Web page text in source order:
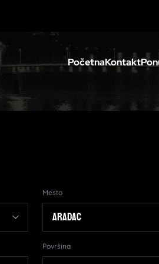
PočetnaKontakt
Mesto
Površina